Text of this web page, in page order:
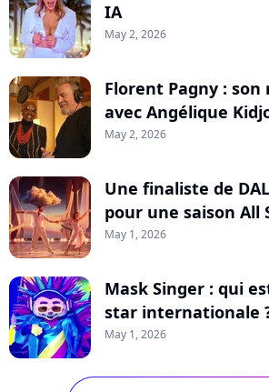
IA
May 2, 2026
Florent Pagny : son
avec Angélique
May 2, 2026
Une finaliste de
pour une saison All
May 1, 2026
Mask Singer : qui
star internationale
May 1, 2026